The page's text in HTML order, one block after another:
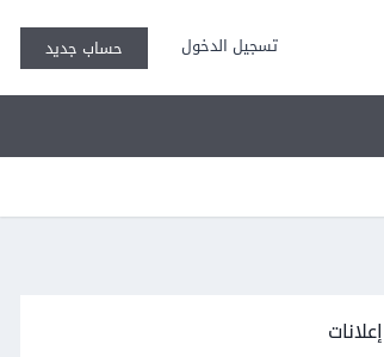
تسجيل الدخول حساب جديد
إعلانات